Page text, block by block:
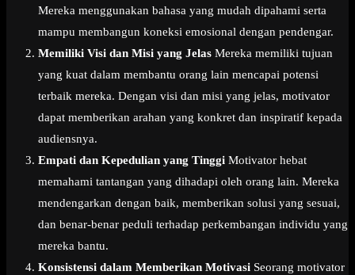
Mereka menggunakan bahasa yang mudah dipahami serta
mampu membangun koneksi emosional dengan pendengar.
Memiliki Visi dan Misi yang Jelas Mereka memiliki tujuan
yang kuat dalam membantu orang lain mencapai potensi
terbaik mereka. Dengan visi dan misi yang jelas, motivator
dapat memberikan arahan yang konkret dan inspiratif kepada
audiensnya.
Empati dan Kepedulian yang Tinggi Motivator hebat
memahami tantangan yang dihadapi oleh orang lain. Mereka
mendengarkan dengan baik, memberikan solusi yang sesuai,
dan benar-benar peduli terhadap perkembangan individu yang
mereka bantu.
Konsistensi dalam Memberikan Motivasi Seorang motivator